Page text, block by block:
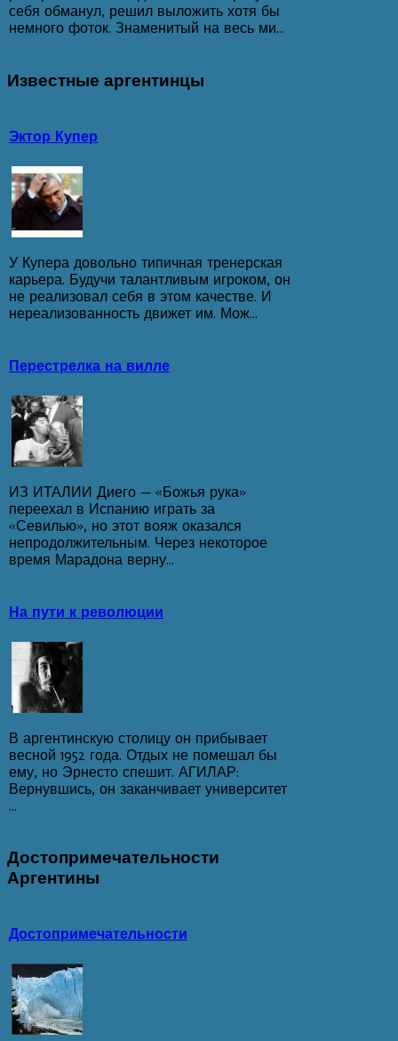
себя обманул, решил выложить хотя бы
немного фоток. Знаменитый на весь ми...
Известные аргентинцы
Эктор Купер
У Купера довольно типичная тренерская
карьера. Будучи талантливым игроком, он
не реализовал себя в этом качестве. И
нереализованность движет им. Мож...
Перестрелка на вилле
ИЗ ИТАЛИИ Диего — «Божья рука»
переехал в Испанию играть за
«Севилью», но этот вояж оказался
непродолжительным. Через некоторое
время Марадона верну...
На пути к революции
В аргентинскую столицу он прибывает
весной 1952 года. Отдых не помешал бы
ему, но Эрнесто спешит. АГИЛАР:
Вернувшись, он заканчивает университет
...
Достопримечательности
Аргентины
Достопримечательности